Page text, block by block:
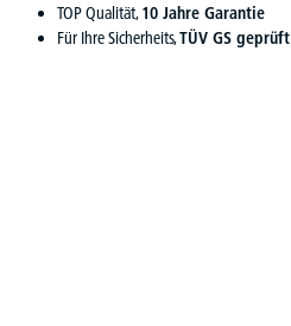
TOP Qualität,10 Jahre Garantie
Für Ihre Sicherheits,TÜV GS geprüft